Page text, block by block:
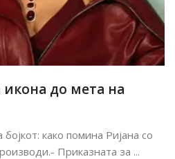
икона до мета на
како помина Ријана со
Приказната за ...